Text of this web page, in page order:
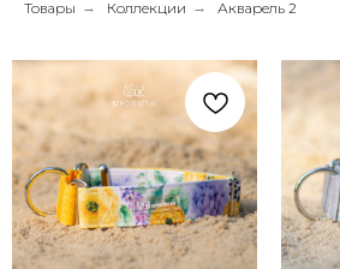
Товары → Коллекции → Акварель 2